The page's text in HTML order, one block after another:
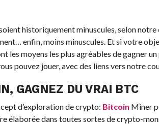
historiquement minuscules, selon notre
enfin, moins minuscules. Et si votre
les moyens les plus agréables de gagner un
pouvez jouer, avec des liens vers notre
GAGNEZ DU VRAI BTC
d’exploration de crypto: Bitcoin Miner
élaborée dans toutes sortes de crypto-